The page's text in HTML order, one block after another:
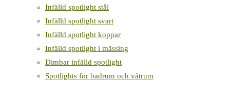
Infälld spotlight stål
Infälld spotlight svart
Infälld spotlight koppar
Infälld spotlight i mässing
Dimbar infälld spotlight
Spotlights för badrum och våtrum